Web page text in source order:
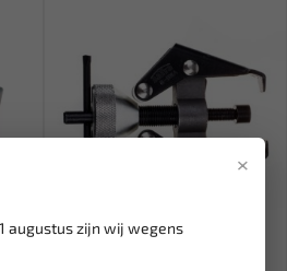
×
augustus zijn wij wegens
Leverbaar